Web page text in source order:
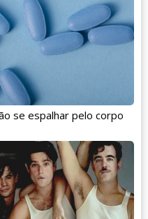
se espalhar pelo corpo